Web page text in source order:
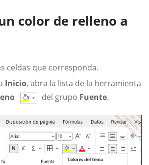
color de relleno a
celdas que corresponda.
Inicio, abra la lista de la herramienta
del grupo Fuente.